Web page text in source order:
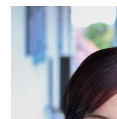
BEAUTÉ
IMMOBILIER
SOCIETE